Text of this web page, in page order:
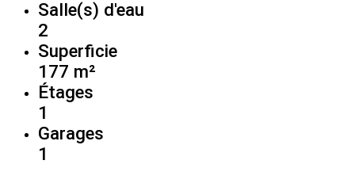
Salle(s) d'eau
2
Superficie
177 m²
Étages
1
Garages
1